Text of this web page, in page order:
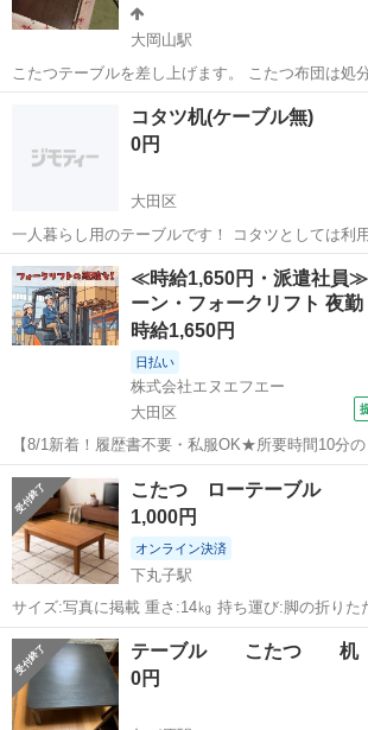
大岡山駅
こたつテーブルを差し上げます。 こたつ布団は処
ブルのみとなります。 製造年は2011年8月、サイズは幅800奥行600高
さ400です。 日常的に使用してましたので細かいキ
大岡山駅 テーブル
コタツ机(ケーブル無)
0円
大田区
一人暮らし用のテーブルです！ コタツとしては利
ーブルとして難なく利用できます！
東京 大田区 テーブル コタツ
≪時給1,650円・派遣社員≫
ーン・フォークリフト 夜勤
時給1,650円
日払い
株式会社エヌエフエー
大田区
【8/1新着！履歴書不要・私服OK★所要時間10分
スタート！】【大田市場内勤務！夜勤で稼げる！
払い可！交通費全額支給！】青果市場でのフォークリフ
内容 ・フォークリフト...
東京 大田区 その他
こたつ ローテーブル
1,000円
オンライン決済
下丸子駅
サイズ:写真に掲載 重さ:14㎏ 持ち運び:脚の折りた
使用しましたが、傷はないです。 溝がざらざらし
ュなどの繊維が残るため白く汚れがあります。(5枚
東京 大田区 下丸子駅 テーブル
テーブル こたつ 机
0円